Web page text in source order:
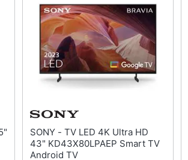
SONY - TV LED 4K Ultra HD
43" KD43X80LPAEP Smart TV
Android TV